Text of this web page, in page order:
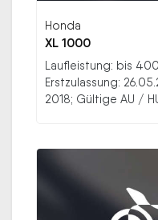
Honda
XL 1000
Laufleistung: bis
Erstzulassung:
2018; Gültige AU /